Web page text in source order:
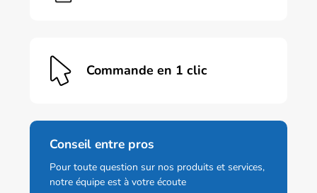
Commande en 1 clic
Conseil entre pros
Pour toute question sur nos produits et services,
notre équipe est à votre écoute